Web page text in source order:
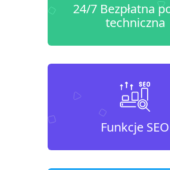
24/7 Bezpłatna
techniczna
Funkcje SEO